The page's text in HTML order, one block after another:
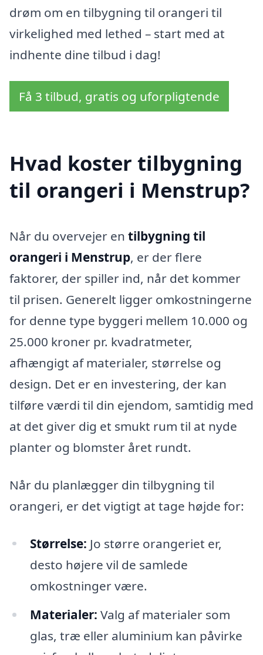
drøm om en tilbygning til orangeri til
virkelighed med lethed – start med at
indhente dine tilbud i dag!
Få 3 tilbud, gratis og uforpligtende
Hvad koster tilbygning
til orangeri i Menstrup?
Når du overvejer en tilbygning til
orangeri i Menstrup, er der flere
faktorer, der spiller ind, når det kommer
til prisen. Generelt ligger omkostningerne
for denne type byggeri mellem 10.000 og
25.000 kroner pr. kvadratmeter,
afhængigt af materialer, størrelse og
design. Det er en investering, der kan
tilføre værdi til din ejendom, samtidig med
at det giver dig et smukt rum til at nyde
planter og blomster året rundt.
Når du planlægger din tilbygning til
orangeri, er det vigtigt at tage højde for:
Størrelse: Jo større orangeriet er,
desto højere vil de samlede
omkostninger være.
Materialer: Valg af materialer som
glas, træ eller aluminium kan påvirke